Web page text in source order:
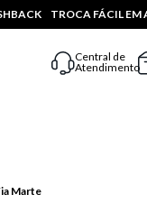
TROCA FÁCIL EM
Central de
Atendimento
Marte